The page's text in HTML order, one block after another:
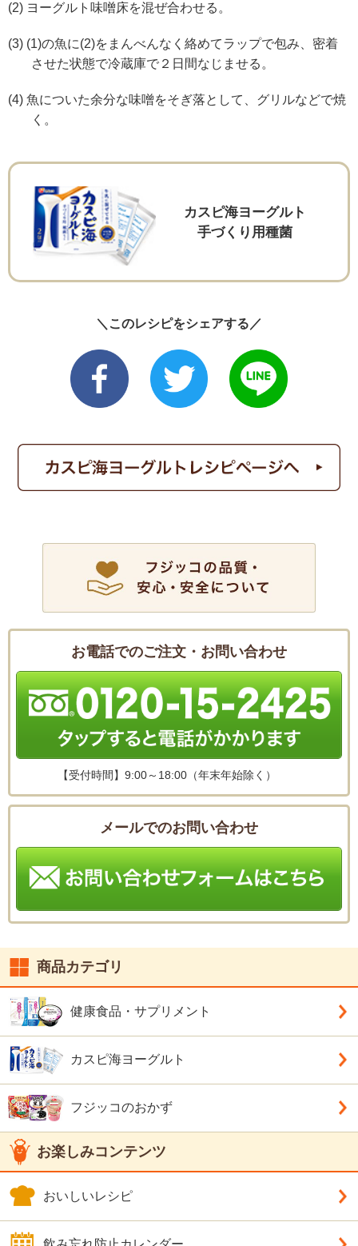
(2) ヨーグルト味噌床を混ぜ合わせる。
(3) (1)の魚に(2)をまんべんなく絡めてラップで包み、密着
させた状態で冷蔵庫で２日間なじませる。
(4) 魚についた余分な味噌をそぎ落として、グリルなどで焼
く。
カスピ海ヨーグルト
手づくり用種菌
＼このレシピをシェアする／
お電話でのご注文・お問い合わせ
【受付時間】 9:00～18:00（年末年始除く）
メールでのお問い合わせ
商品カテゴリ
健康食品・サプリメント
カスピ海ヨーグルト
フジッコのおかず
お楽しみコンテンツ
おいしいレシピ